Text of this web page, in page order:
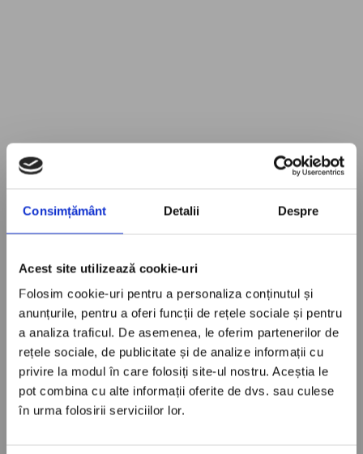
Consimțământ Detalii Despre
Acest site utilizează cookie-uri
Folosim cookie-uri pentru a personaliza conținutul și
anunțurile, pentru a oferi funcții de rețele sociale și pentru
a analiza traficul. De asemenea, le oferim partenerilor de
rețele sociale, de publicitate și de analize informații cu
privire la modul în care folosiți site-ul nostru. Aceștia le
pot combina cu alte informații oferite de dvs. sau culese
în urma folosirii serviciilor lor.